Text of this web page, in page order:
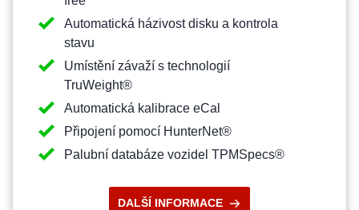
Automatická házivost disku a kontrola
stavu
Umístění závaží s technologií
TruWeight®
Automatická kalibrace eCal
Připojení pomocí HunterNet®
Palubní databáze vozidel TPMSpecs®
DALŠÍ INFORMACE